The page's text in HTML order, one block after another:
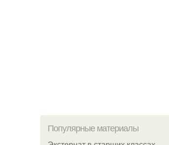
Популярные материалы